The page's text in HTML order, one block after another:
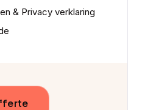
& Privacy verklaring